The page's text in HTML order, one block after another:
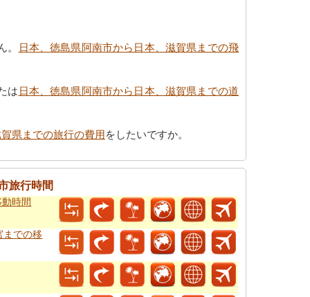
。
日本、徳島県阿南市から日本、滋賀県までの飛
は 日本、徳島県阿南市から日本、滋賀県までの道
県までの旅行の費用をしたいですか。
旅行時間
時間
までの移